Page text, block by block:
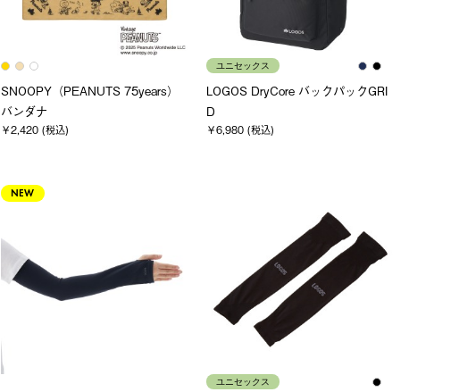
SNOOPY（PEANUTS 75years）
バンダナ
￥2,420 (税込)
ユニセックス
LOGOS DryCore バックパックGRI
D
￥6,980 (税込)
NEW
ユニセックス